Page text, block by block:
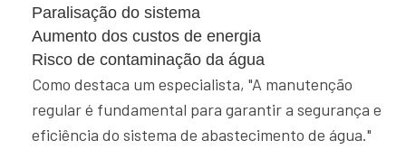
Paralisação do sistema
Aumento dos custos de energia
Risco de contaminação da água
Como destaca um especialista, "A manutenção
regular é fundamental para garantir a segurança e
eficiência do sistema de abastecimento de água."